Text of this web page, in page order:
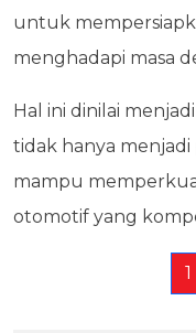
untuk
menghadapi masa
Hal ini dinilai
tidak hanya menjadi
mampu
otomotif yang
1